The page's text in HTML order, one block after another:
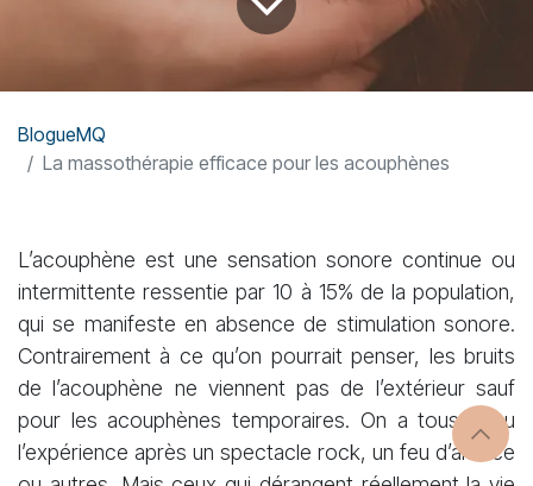
BlogueMQ
La massothérapie efficace pour les acouphènes
L’acouphène est une sensation sonore continue ou
intermittente ressentie par 10 à 15% de la population,
qui se manifeste en absence de stimulation sonore.
Contrairement à ce qu’on pourrait penser, les bruits
de l’acouphène ne viennent pas de l’extérieur sauf
pour les acouphènes temporaires. On a tous vécu
l’expérience après un spectacle rock, un feu d’artifice